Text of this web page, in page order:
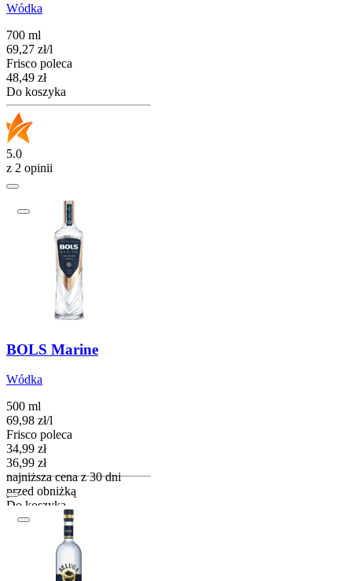
Wódka
700 ml
69,27 zł/l
Frisco poleca
Cena
48,49 zł
Do koszyka
5.0
z 2 opinii
BOLS Marine
Wódka
500 ml
69,98 zł/l
Frisco poleca
Cena promocyjna
34,99 zł
36,99 zł
najniższa cena z 30 dni
przed obniżką
Do koszyka